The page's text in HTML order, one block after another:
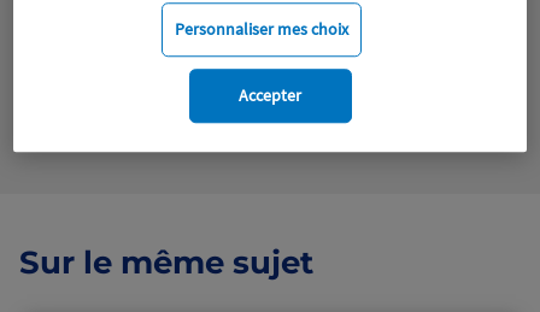
Télécharger le fichier
Sur le même sujet
Personnaliser mes choix
Accepter